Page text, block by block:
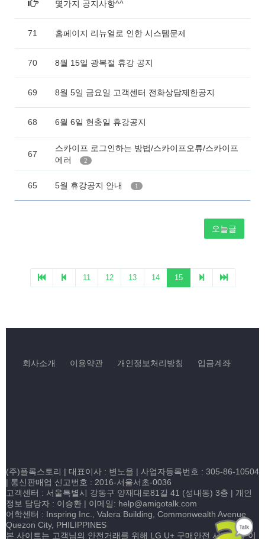
회사소개 이용약관 개인정보처리방침 입금계좌
(주)플록스토리 | 대표이사 : 변노을 | 사업자등록번호 : 305-86-10504
| 통신판매업 신고번호 : 2016-서울서초-0036
고객센터 : 서울특별시 강동구 양재대로81길 41 (성내동) 3층 | 개인
정보 담당자 : 이승환 | 이메일: help@amigotalk.com
어학센터 : Inspring Inc., Valera Building, Commonwealth Avenue
Quezon City, PHILIPPINES
본 사이트는 고객님의 안전거래를 위해 LG U+ 구매안전 서비스를 이